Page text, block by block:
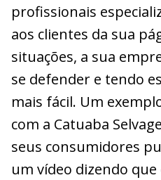
profissionais
aos clientes da sua
situações, a sua
se defender e tendo
mais fácil. Um
com a Catuaba
seus consumidores
um vídeo dizendo